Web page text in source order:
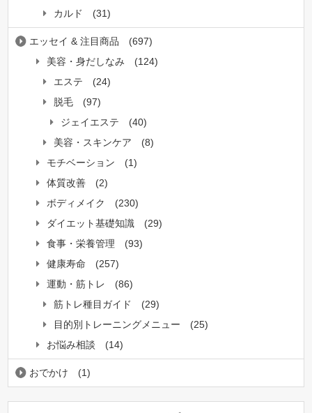
カルド
(31)
エッセイ & 注目商品
(697)
美容・身だしなみ
(124)
エステ
(24)
脱毛
(97)
ジェイエステ
(40)
美容・スキンケア
(8)
モチベーション
(1)
体質改善
(2)
ボディメイク
(230)
ダイエット基礎知識
(29)
食事・栄養管理
(93)
健康寿命
(257)
運動・筋トレ
(86)
筋トレ種目ガイド
(29)
目的別トレーニングメニュー
(25)
お悩み相談
(14)
おでかけ (1)